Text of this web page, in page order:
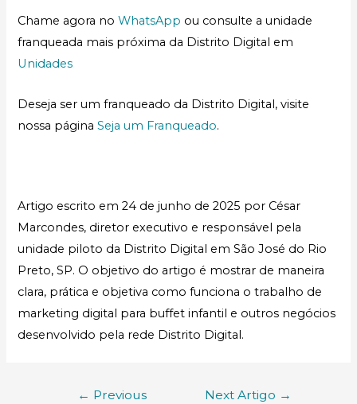
Chame agora noWhatsApp ou consulte a unidade
franqueada mais próxima da Distrito Digital em
Unidades
Deseja ser um franqueado da Distrito Digital, visite
nossa páginaSeja um Franqueado.
Artigo escrito em 24 de junho de 2025 por César
Marcondes, diretor executivo e responsável pela
unidade piloto da Distrito Digital em São José do Rio
Preto, SP. O objetivo do artigo é mostrar de maneira
clara, prática e objetiva como funciona o trabalho de
marketing digital para buffet infantil e outros negócios
desenvolvido pela rede Distrito Digital.
← Previous
Next Artigo →